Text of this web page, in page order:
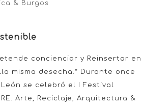
& Burgos
concienciar y Reinsertar en
misma desecha.* Durante once
se celebró el I Festival
Arte, Reciclaje, Arquitectura &